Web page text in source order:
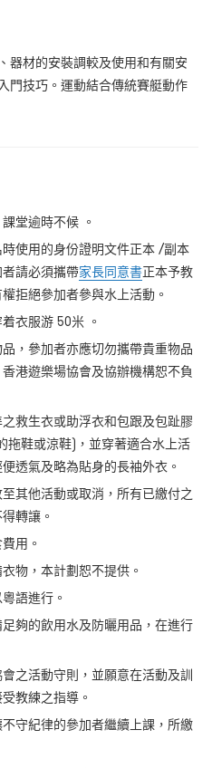
器材的安裝調較及使用和有關安
門技巧。運動結合傳統賽艇動作
堂逾時不候 。
使用的身份證明文件正本 /副本
請必須攜帶家長同意書正本予教
拒絕參加者參與水上活動。
衣服游 50米 。
，參加者亦應切勿攜帶貴重物品
港遊樂場協會及協辦機構恕不負
救生衣或助浮衣和包跟及包趾膠
拖鞋或涼鞋)，並穿著適合水上活
透氣及略為貼身的長袖外衣。
其他活動或取消，所有已繳付之
轉讓。
用。
物，本計劃恕不提供。
語進行。
夠的飲用水及防曬用品，在進行
之活動守則，並願意在活動及訓
教練之指導。
守紀律的參加者繼續上課，所繳